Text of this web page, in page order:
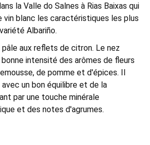
la Valle do Salnes à Rias Baixas qui
vin blanc les caractéristiques les plus
Albariño.
pâle aux reflets de citron. Le nez
intensité des arômes de fleurs
de pomme et d'épices. Il
un bon équilibre et de la
par une touche minérale
et des notes d'agrumes.